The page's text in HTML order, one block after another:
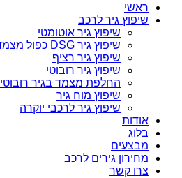
ראשי
שיפוץ גיר לרכב
שיפוץ גיר אוטומטי
שיפוץ גיר DSG כפול מצמדים
שיפוץ גיר רציף
שיפוץ גיר רובוטי
החלפת מצמד בגיר רובוטי
שיפוץ מוח גיר
שיפוץ גיר לרכבי יוקרה
אודות
בלוג
מבצעים
מחירון גירים לרכב
צרו קשר